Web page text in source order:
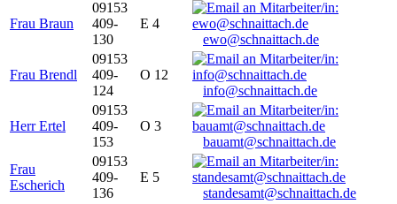
Frau Braun
09153
409-
130
E 4
ewo@schnaittach.de
Frau Brendl
09153
409-
124
O 12
info@schnaittach.de
Herr Ertel
09153
409-
153
O 3
bauamt@schnaittach.de
Frau
Escherich
09153
409-
136
E 5
standesamt@schnaittach.de